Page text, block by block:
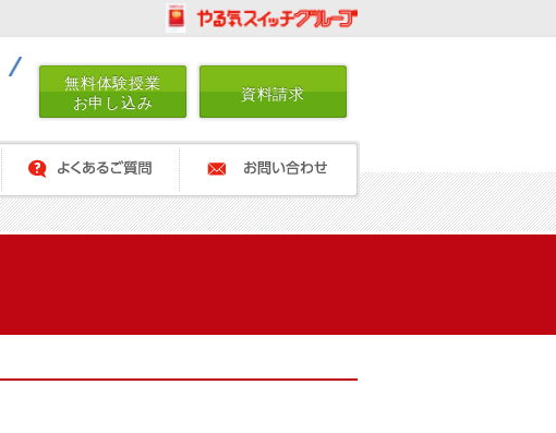
無料体験授業
お申し込み
資料請求
よくあるご質問 お問い合わせ